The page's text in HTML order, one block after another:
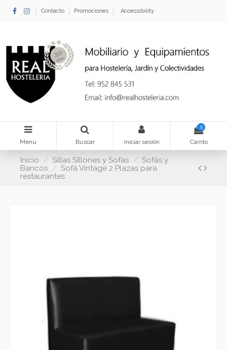
Contacto Promociones Accessibility
Menu Buscar Iniciar sesión
0
Carrito
Inicio Sillas Sillones y Sofás
Sofás y
Bancos
Sofá Vintage 2 Plazas para
restaurantes